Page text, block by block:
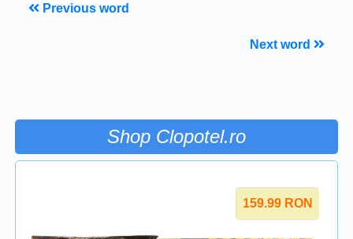
Previous word
Next word
Shop Clopotel.ro
159.99 RON